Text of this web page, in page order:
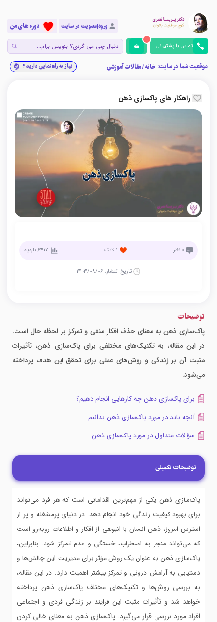
ورود|عضویت در سایت دوره های من
تماس با پشتیبانی
0
موقعیت شما در سایت: خانه/مقالات آموزشی نیاز به راهنمایی دارید؟
راهکار های پاکسازی ذهن
0 نظر 1 لایک 6417 بازدید
تاریخ انتشار: 1403/08/06
توضیحات
پاک‌سازی ذهن به معنای حذف افکار منفی و تمرکز بر لحظه حال است.
در این مقاله، به تکنیک‌های مختلفی برای پاک‌سازی ذهن، تأثیرات
مثبت آن بر زندگی و روش‌های عملی برای تحقق این هدف پرداخته
می‌شود.
برای پاکسازی ذهن چه کارهایی انجام دهیم؟
آنچه باید در مورد پاک‌سازی ذهن بدانیم
سؤالات متداول در مورد پاک‌سازی ذهن
توضیحات تکمیلی
پاک‌سازی ذهن یکی از مهم‌ترین اقداماتی است که هر فرد می‌تواند
برای بهبود کیفیت زندگی خود انجام دهد. در دنیای پرمشغله و پر از
استرس امروز، ذهن انسان با انبوهی از افکار و اطلاعات روبه‌رو است
که می‌تواند منجر به اضطراب، خستگی و عدم تمرکز شود. بنابراین،
پاک‌سازی ذهن به عنوان یک روش مؤثر برای مدیریت این چالش‌ها و
دستیابی به آرامش درونی و تمرکز بیشتر اهمیت دارد. در این مقاله،
به بررسی روش‌ها و تکنیک‌های مختلف پاک‌سازی ذهن پرداخته
خواهد شد و تأثیرات مثبت این فرایند بر زندگی فردی و اجتماعی
افراد مورد بررسی قرار می‌گیرد. پاک‌سازی ذهن به معنای خالی کردن